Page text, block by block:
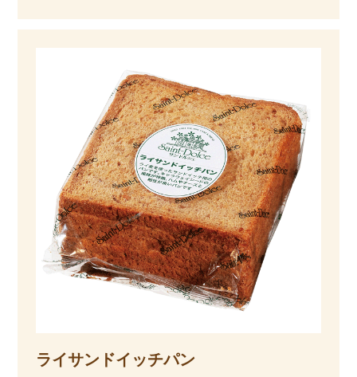
ライサンドイッチパン